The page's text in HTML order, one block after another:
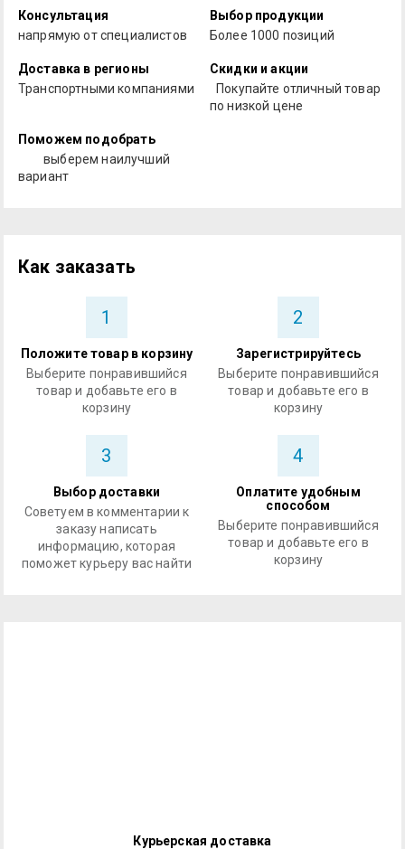
Консультация
напрямую от специалистов
Выбор продукции
Более 1000 позиций
Доставка в регионы
Транспортными компаниями
Скидки и акции
Покупайте отличный товар
по низкой цене
Поможем подобрать
выберем наилучший
вариант
Как заказать
1
Положите товар в корзину
Выберите понравившийся
товар и добавьте его в
корзину
2
Зарегистрируйтесь
Выберите понравившийся
товар и добавьте его в
корзину
3
Выбор доставки
Советуем в комментарии к
заказу написать
информацию, которая
поможет курьеру вас найти
4
Оплатите удобным
способом
Выберите понравившийся
товар и добавьте его в
корзину
Курьерская доставка